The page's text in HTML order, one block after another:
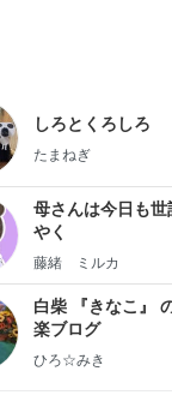
しろとくろしろ
たまねぎ
母さんは今日も世
やく
藤緒 ミルカ
白柴 『きなこ』
楽ブログ
ひろ☆みき